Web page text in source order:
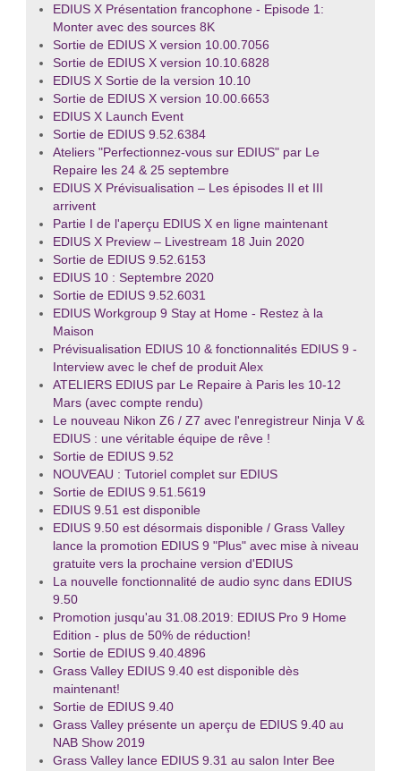
EDIUS X Présentation francophone - Episode 1:
Monter avec des sources 8K
Sortie de EDIUS X version 10.00.7056
Sortie de EDIUS X version 10.10.6828
EDIUS X Sortie de la version 10.10
Sortie de EDIUS X version 10.00.6653
EDIUS X Launch Event
Sortie de EDIUS 9.52.6384
Ateliers "Perfectionnez-vous sur EDIUS" par Le
Repaire les 24 & 25 septembre
EDIUS X Prévisualisation – Les épisodes II et III
arrivent
Partie I de l'aperçu EDIUS X en ligne maintenant
EDIUS X Preview – Livestream 18 Juin 2020
Sortie de EDIUS 9.52.6153
EDIUS 10 : Septembre 2020
Sortie de EDIUS 9.52.6031
EDIUS Workgroup 9 Stay at Home - Restez à la
Maison
Prévisualisation EDIUS 10 & fonctionnalités EDIUS 9 -
Interview avec le chef de produit Alex
ATELIERS EDIUS par Le Repaire à Paris les 10-12
Mars (avec compte rendu)
Le nouveau Nikon Z6 / Z7 avec l'enregistreur Ninja V &
EDIUS : une véritable équipe de rêve !
Sortie de EDIUS 9.52
NOUVEAU : Tutoriel complet sur EDIUS
Sortie de EDIUS 9.51.5619
EDIUS 9.51 est disponible
EDIUS 9.50 est désormais disponible / Grass Valley
lance la promotion EDIUS 9 "Plus" avec mise à niveau
gratuite vers la prochaine version d'EDIUS
La nouvelle fonctionnalité de audio sync dans EDIUS
9.50
Promotion jusqu'au 31.08.2019: EDIUS Pro 9 Home
Edition - plus de 50% de réduction!
Sortie de EDIUS 9.40.4896
Grass Valley EDIUS 9.40 est disponible dès
maintenant!
Sortie de EDIUS 9.40
Grass Valley présente un aperçu de EDIUS 9.40 au
NAB Show 2019
Grass Valley lance EDIUS 9.31 au salon Inter Bee